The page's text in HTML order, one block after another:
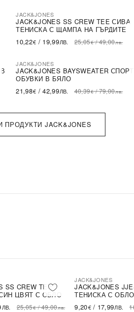
-59% SALE
JACK&JONES
JACK&JONES SS CREW TEE СИВА
ТЕНИСКА С ЩАМПА НА ГЪРДИТЕ
10,22€ / 19,99ЛВ. 25,05€/49,00лв.
-46% SALE
JACK&JONES
JACK&JONES BAYSWEATER
ОБУВКИ В БЯЛО
21,98€ /42,99ЛВ. 40,39€/79,00лв.
JACK&JONES
SS CREW TEE
ЦВЯТ С ОБЛО
ЛВ. 25,05€/49,00лв.
-50% SALE
JACK&JONES
JACK&JONES
ТЕНИСКА С
СИН ЦВЯТ
9,20€/ 17,99ЛВ.